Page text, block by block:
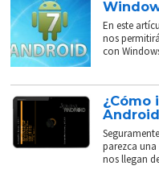
En este
nos
con
¿Cómo
parezca
nos llegan